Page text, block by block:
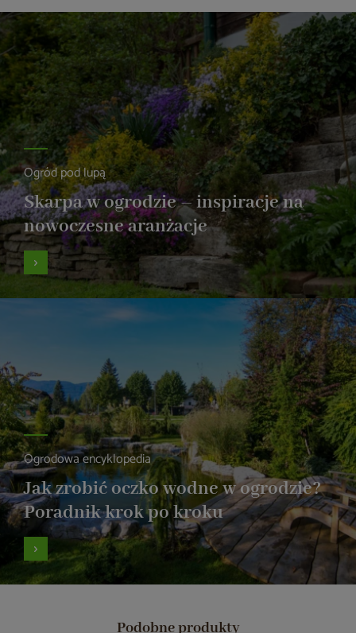
Ogród pod lupą
Skarpa w ogrodzie – inspiracje na
nowoczesne aranżacje
Ogrodowa encyklopedia
Jak zrobić oczko wodne w ogrodzie?
Poradnik krok po kroku
Podobne produkty